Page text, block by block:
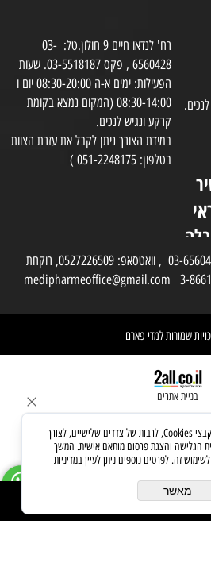
הוסף לסל
רח' לנדאו חיים 9 חולון.טל: 03-
6560428 , פקס 03-5518187. שעות
הפעילות: ימים א-ה 08:30-20:00 יום ו
08:30-14:00 (המקום נמצא בקומת
קרקע ונגיש לנכים.
במידת הצורך ניתן לקבל את עזרת הצוות
בטלפון: 051-2248175 )
לייעוץ עם רוקח נא לחייג למס' 03-6560428 , וואטסאפ: 0527226509, רוקחת
שמורות למדי פארם
בניית אתרים
לידיעתך, באתרנו נעשה שימוש בקבצי Cookies, לרבות של צדדים שלישיים, לצורך
הגלישה והצגת פרסום מותאם אישית. המשך
זה. לפרטים נוספים ניתן לעיין במדיניות
מאשר